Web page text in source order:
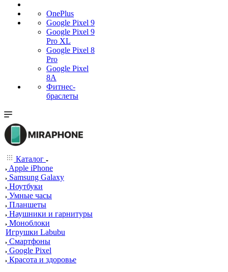
OnePlus
Google Pixel 9
Google Pixel 9
Pro XL
Google Pixel 8
Pro
Google Pixel
8A
Фитнес-
браслеты
Каталог
Apple iPhone
Samsung Galaxy
Ноутбуки
Умные часы
Планшеты
Наушники и гарнитуры
Моноблоки
Игрушки Labubu
Смартфоны
Google Pixel
Красота и здоровье